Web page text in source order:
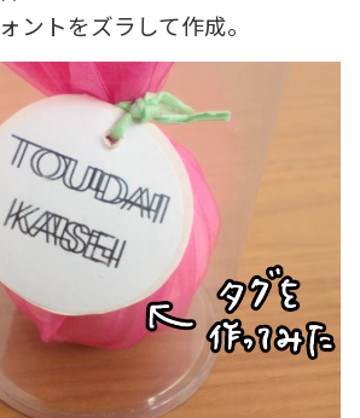
ントをズラして作成。